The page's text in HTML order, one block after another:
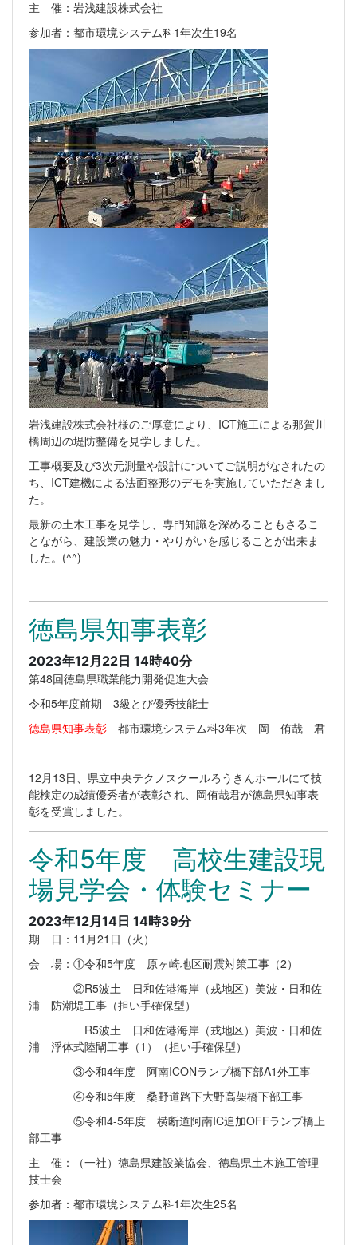
主 催：岩浅建設株式会社
参加者：都市環境システム科1年次生19名
岩浅建設株式会社様のご厚意により、ICT施工による那賀川
橋周辺の堤防整備を見学しました。
工事概要及び3次元測量や設計についてご説明がなされたの
ち、ICT建機による法面整形のデモを実施していただきまし
た。
最新の土木工事を見学し、専門知識を深めることもさるこ
とながら、建設業の魅力・やりがいを感じることが出来ま
した。(^^)
徳島県知事表彰
2023年12月22日 14時40分
第48回徳島県職業能力開発促進大会
令和5年度前期 3級とび優秀技能士
徳島県知事表彰 都市環境システム科3年次 岡 侑哉 君
12月13日、県立中央テクノスクールろうきんホールにて技
能検定の成績優秀者が表彰され、岡侑哉君が徳島県知事表
彰を受賞しました。
令和5年度 高校生建設現
場見学会・体験セミナー
2023年12月14日 14時39分
期 日：11月21日（火）
会 場：①令和5年度 原ヶ崎地区耐震対策工事（2）
②R5波土 日和佐港海岸（戎地区）美波・日和佐
浦 防潮堤工事（担い手確保型）
R5波土 日和佐港海岸（戎地区）美波・日和佐
浦 浮体式陸閘工事（1）（担い手確保型）
③令和4年度 阿南ICONランプ橋下部A1外工事
④令和5年度 桑野道路下大野高架橋下部工事
⑤令和4-5年度 横断道阿南IC追加OFFランプ橋上
部工事
主 催：（一社）徳島県建設業協会、徳島県土木施工管理
技士会
参加者：都市環境システム科1年次生25名